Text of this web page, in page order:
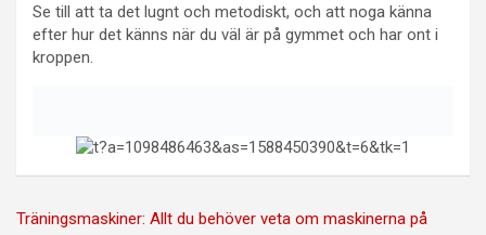
Se till att ta det lugnt och metodiskt, och att noga känna
efter hur det känns när du väl är på gymmet och har ont i
kroppen.
Inläggsnavigering
Träningsmaskiner: Allt du behöver veta om maskinerna på